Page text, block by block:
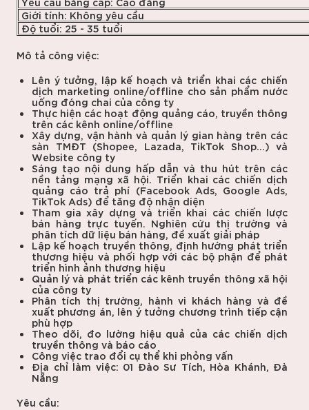
Giới tính: Không yêu cầu
Độ tuổi: 25 - 35 tuổi
Mô tả công việc:
Lên ý tưởng, lập kế hoạch và triển khai các chiến
dịch marketing online/offline cho sản phẩm nước
uống đóng chai của công ty
Thực hiện các hoạt động quảng cáo, truyền thông
trên các kênh online/offline
Xây dựng, vận hành và quản lý gian hàng trên các
sàn TMĐT (Shopee, Lazada, TikTok Shop...) và
Website công ty
Sáng tạo nội dung hấp dẫn và thu hút trên các
nền tảng mạng xã hội. Triển khai các chiến dịch
quảng cáo trả phí (Facebook Ads, Google Ads,
TikTok Ads) để tăng độ nhận diện
Tham gia xây dựng và triển khai các chiến lược
bán hàng trực tuyến. Nghiên cứu thị trường và
phân tích dữ liệu bán hàng, đề xuất giải pháp
Lập kế hoạch truyền thông, định hướng phát triển
thương hiệu và phối hợp với các bộ phận để phát
triển hình ảnh thương hiệu
Quản lý và phát triển các kênh truyền thông xã hội
của công ty
Phân tích thị trường, hành vi khách hàng và đề
xuất phương án, lên ý tưởng chương trình tiếp cận
phù hợp
Theo dõi, đo lường hiệu quả của các chiến dịch
truyền thông và báo cáo
Công việc trao đổi cụ thể khi phỏng vấn
Địa chỉ làm việc: 01 Đào Sư Tích, Hòa Khánh, Đà
Nẵng
Yêu cầu: